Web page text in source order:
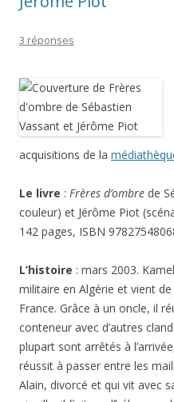
3 réponses
acquisitions de la
Le livre : Frères d’ombre de
couleur) et Jérôme Piot
142 pages, ISBN
L’histoire : mars 2003.
militaire en Algérie et vient
France. Grâce à un oncle, il
conteneur avec d’autres
plupart sont arrêtés à
réussit à passer entre les
Alain, divorcé et qui vit avec